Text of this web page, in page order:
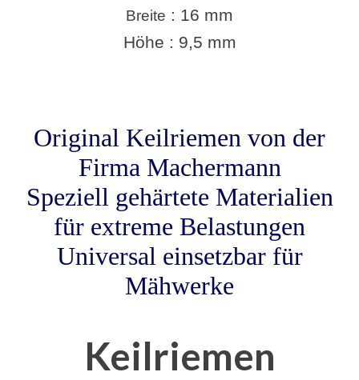
Breite : 16 mm
Höhe : 9,5 mm
Original Keilriemen von der
Firma Machermann
Speziell gehärtete Materialien
für extreme Belastungen
Universal einsetzbar für
Mähwerke
Keilriemen